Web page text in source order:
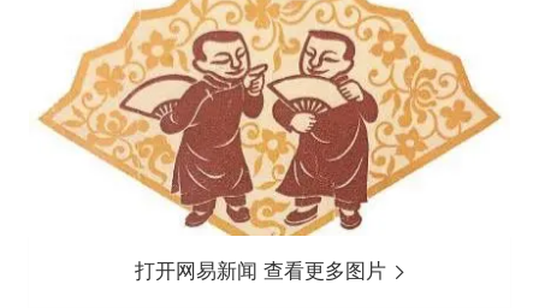
打开网易新闻 查看更多图片